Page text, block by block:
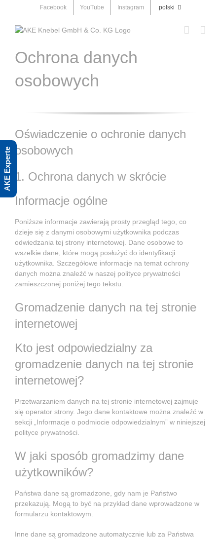
content
Facebook YouTube Instagram polski
Ochrona danych
osobowych
Oświadczenie o ochronie danych
osobowych
1. Ochrona danych w skrócie
Informacje ogólne
Poniższe informacje zawierają prosty przegląd tego, co
dzieje się z danymi osobowymi użytkownika podczas
odwiedzania tej strony internetowej. Dane osobowe to
wszelkie dane, które mogą posłużyć do identyfikacji
użytkownika. Szczegółowe informacje na temat ochrony
danych można znaleźć w naszej polityce prywatności
zamieszczonej poniżej tego tekstu.
Gromadzenie danych na tej stronie
internetowej
Kto jest odpowiedzialny za
gromadzenie danych na tej stronie
internetowej?
Przetwarzaniem danych na tej stronie internetowej zajmuje
się operator strony. Jego dane kontaktowe można znaleźć w
sekcji „Informacje o podmiocie odpowiedzialnym” w niniejszej
polityce prywatności.
W jaki sposób gromadzimy dane
użytkowników?
Państwa dane są gromadzone, gdy nam je Państwo
przekazują. Mogą to być na przykład dane wprowadzone w
formularzu kontaktowym.
Inne dane są gromadzone automatycznie lub za Państwa
AKE Experte